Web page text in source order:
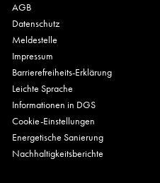
AGB
Datenschutz
Meldestelle
Impressum
Barrierefreiheits-Erklärung
Leichte Sprache
Informationen in DGS
Cookie-Einstellungen
Energetische Sanierung
Nachhaltigkeitsberichte